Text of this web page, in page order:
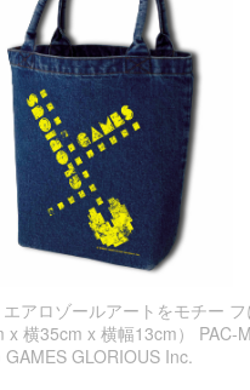
アロゾールアートをモチー
横35cm x 横幅13cm） PAC-
GLORIOUS Inc.